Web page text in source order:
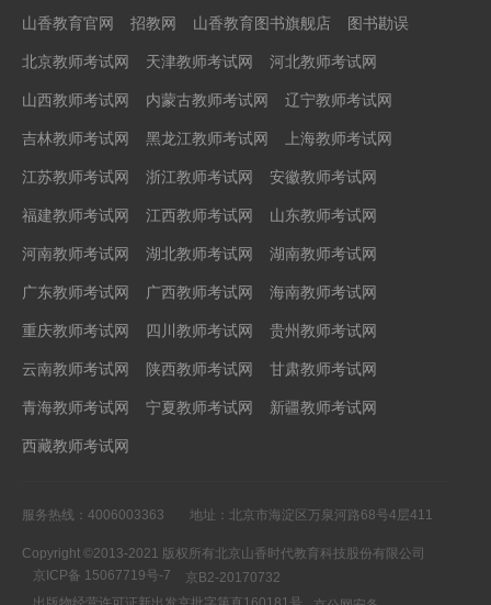
山香教育官网 招教网 山香教育图书旗舰店 图书勘误
北京教师考试网 天津教师考试网 河北教师考试网
山西教师考试网 内蒙古教师考试网 辽宁教师考试网
吉林教师考试网 黑龙江教师考试网 上海教师考试网
江苏教师考试网 浙江教师考试网 安徽教师考试网
福建教师考试网 江西教师考试网 山东教师考试网
河南教师考试网 湖北教师考试网 湖南教师考试网
广东教师考试网 广西教师考试网 海南教师考试网
重庆教师考试网 四川教师考试网 贵州教师考试网
云南教师考试网 陕西教师考试网 甘肃教师考试网
青海教师考试网 宁夏教师考试网 新疆教师考试网
西藏教师考试网
服务热线：4006003363 地址：北京市海淀区万泉河路68号4层411
Copyright ©2013-2021 版权所有北京山香时代教育科技股份有限公司
京ICP备 15067719号-7
京B2-20170732